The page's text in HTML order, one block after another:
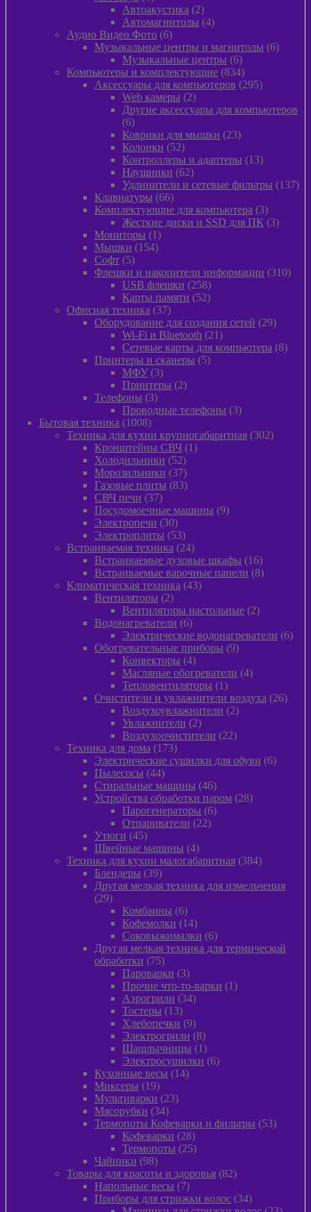
товаров
Автоакустика 22
товара
Автомагнитолы 44
Аудио Видео Фото 66
товаров
Музыкальные центры и магнитолы 66
Музыкальные центры 66
товаров
Компьютеры и комплектующие 834834
товара
Аксессуары для компьютеров 295295
Web камеры 22
товара
Другие аксессуары для компьютеров
66
товаров
Коврики для мышки 2323
Колонки 5252
товара
Контроллеры и адаптеры 1313
Наушники 6262
товара
Удлинители и сетевые фильтры 137137
Клавиатуры 6666
товаров
Комплектующие для компьютера 33
товара
Жесткие диски и SSD для ПК 33
Мониторы 11
товар
Мышки 154154
Софт 55
товаров
Флешки и накопители информации 310310
USB флешки 258258
товаров
Карты памяти 5252
Офисная техника 3737
товаров
Оборудование для создания сетей 2929
Wi-Fi и Bluetooth 2121
товар
Сетевые карты для компьютера 88
Принтеры и сканеры 55
МФУ 33
товара
Принтеры 22
Телефоны 33
товара
Проводные телефоны 33
Бытовая техника 10081008
товаров
Техника для кухни крупногабаритная 302302
Кронштейны СВЧ 11
Холодильники 5252
товара
Морозильники 3737
товаров
Газовые плиты 8383
СВЧ печи 3737
товаров
Посудомоечные машины 99
Электропечи 3030
товаров
Электроплиты 5353
товара
Встраиваемая техника 2424
товара
Встраиваемые духовые шкафы 1616
товаров
Встраиваемые варочные панели 88
Климатическая техника 4343
Вентиляторы 22
товара
Вентиляторы настольные 22
Водонагреватели 66
товаров
Электрические водонагреватели 66
Обогревательные приборы 99
Конвекторы 44
товара
Масляные обогреватели 44
Тепловентиляторы 11
товар
Очистители и увлажнители воздуха 2626
Воздухоувлажнители 22
Увлажнители 22
товара
Воздухоочистители 2222
Техника для дома 173173
товара
Электрические сушилки для обуви 66
Пылесосы 4444
товара
Стиральные машины 4646
товаров
Устройства обработки паром 2828
Парогенераторы 66
Отпариватели 2222
Утюги 4545
товаров
Швейные машины 44
товара
Техника для кухни малогабаритная 384384
Блендеры 3939
товаров
Другая мелкая техника для измельчения
2929
товаров
Комбаины 66
товаров
Кофемолки 1414
товаров
Соковыжималки 66
товаров
Другая мелкая техника для термической
обработки
7575
товаров
Пароварки 33
товара
Прочие что-то-варки 11
Аэрогрили 3434
Тостеры 1313
товаров
Хлебопечки 99
товаров
Электрогрили 88
товаров
Шашлычницы 11
товар
Электросушилки 66
Кухонные весы 1414
Миксеры 1919
товаров
Мультиварки 2323
Мясорубки 3434
товара
Термопоты Кофеварки и фильтры 5353
Кофеварки 2828
товаров
Термопоты 2525
Чайники 9898
товаров
Товары для красоты и здоровья 8282
Напольные весы 77
товаров
Приборы для стрижки волос 3434